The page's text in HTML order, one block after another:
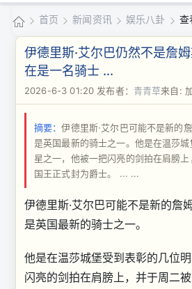
加
国
同
城
›
首页
›
新闻资讯 娱乐八卦 查
伊德里斯·艾尔巴仍然不是詹
在是一名骑士 ...
2026-6-3 01:20 发布者： 青青草来自:
摘要：伊德里斯·艾尔巴可能不是新的
是英国最新的骑士之一。他是在温莎
星之一，他被一把闪亮的剑拍在肩膀
国王正式封为爵士。 ... ...
伊德里斯·艾尔巴可能不是新的詹
是英国最新的骑士之一。
他是在温莎城堡受到表彰的几位
闪亮的剑拍在肩膀上，并于周二